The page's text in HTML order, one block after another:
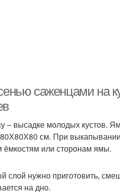
саженцами на
высадке молодых кустов.
см. При
или сторонам ямы.
слой нужно приготовить,
на дно.